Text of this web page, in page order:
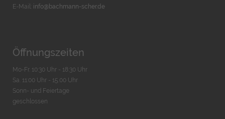
E-Mail: info@bachmann-scher.de
Öffnungszeiten
Mo-Fr. 10:30 Uhr - 18:30 Uhr
Sa. 11:00 Uhr - 15.00 Uhr
Sonn- und Feiertage
geschlossen